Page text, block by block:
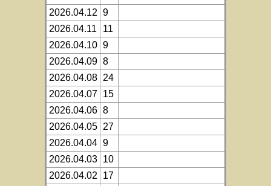
2026.04.12 9
2026.04.11
11
2026.04.10 9
2026.04.09 8
2026.04.08 24
2026.04.07 15
2026.04.06 8
2026.04.05 27
2026.04.04 9
2026.04.03 10
2026.04.02
17